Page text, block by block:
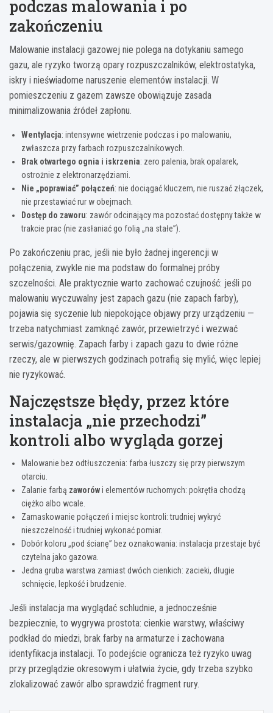
podczas malowania i po
zakończeniu
Malowanie instalacji gazowej nie polega na dotykaniu samego
gazu, ale ryzyko tworzą opary rozpuszczalników, elektrostatyka,
iskry i nieświadome naruszenie elementów instalacji. W
pomieszczeniu z gazem zawsze obowiązuje zasada
minimalizowania źródeł zapłonu.
Wentylacja: intensywne wietrzenie podczas i po malowaniu,
zwłaszcza przy farbach rozpuszczalnikowych.
Brak otwartego ognia i iskrzenia: zero palenia, brak opalarek,
ostrożnie z elektronarzędziami.
Nie „poprawiać” połączeń: nie dociągać kluczem, nie ruszać złączek,
nie przestawiać rur w obejmach.
Dostęp do zaworu: zawór odcinający ma pozostać dostępny także w
trakcie prac (nie zasłaniać go folią „na stałe”).
Po zakończeniu prac, jeśli nie było żadnej ingerencji w
połączenia, zwykle nie ma podstaw do formalnej próby
szczelności. Ale praktycznie warto zachować czujność: jeśli po
malowaniu wyczuwalny jest zapach gazu (nie zapach farby),
pojawia się syczenie lub niepokojące objawy przy urządzeniu —
trzeba natychmiast zamknąć zawór, przewietrzyć i wezwać
serwis/gazownię. Zapach farby i zapach gazu to dwie różne
rzeczy, ale w pierwszych godzinach potrafią się mylić, więc lepiej
nie ryzykować.
Najczęstsze błędy, przez które
instalacja „nie przechodzi”
kontroli albo wygląda gorzej
Malowanie bez odtłuszczenia: farba łuszczy się przy pierwszym
otarciu.
Zalanie farbą zaworówi elementów ruchomych: pokrętła chodzą
ciężko albo wcale.
Zamaskowanie połączeń i miejsc kontroli: trudniej wykryć
nieszczelność i trudniej wykonać pomiar.
Dobór koloru „pod ścianę” bez oznakowania: instalacja przestaje być
czytelna jako gazowa.
Jedna gruba warstwa zamiast dwóch cienkich: zacieki, długie
schnięcie, lepkość i brudzenie.
Jeśli instalacja ma wyglądać schludnie, a jednocześnie
bezpiecznie, to wygrywa prostota: cienkie warstwy, właściwy
podkład do miedzi, brak farby na armaturze i zachowana
identyfikacja instalacji. To podejście ogranicza też ryzyko uwag
przy przeglądzie okresowym i ułatwia życie, gdy trzeba szybko
zlokalizować zawór albo sprawdzić fragment rury.